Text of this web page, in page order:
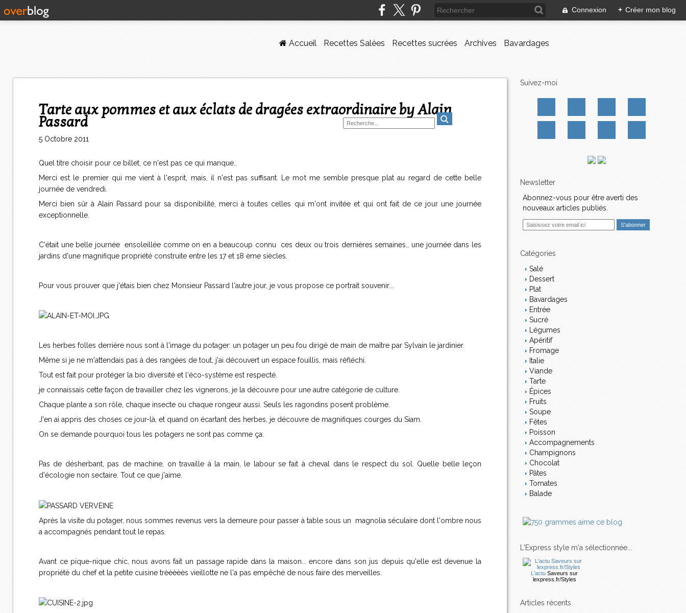
Connexion + Créer mon blog
Accueil Recettes Salées Recettes sucrées Archives Bavardages
Tarte aux pommes et aux éclats de dragées extraordinaire by Alain
Passard
5 Octobre 2011
Quel titre choisir pour ce billet, ce n'est pas ce qui manque..
Merci est le premier qui me vient à l'esprit, mais, il n'est pas suffisant. Le mot me semble presque plat au regard de cette belle
journée de vendredi.
Merci bien sûr à Alain Passard pour sa disponibilité, merci à toutes celles qui m'ont invitée et qui ont fait de ce jour une journée
exceptionnelle.
C'était une belle journée ensoleillée comme on en a beaucoup connu ces deux ou trois dernières semaines., une journée dans les
jardins d'une magnifique propriété construite entre les 17 et 18 ème siècles.
Pour vous prouver que j'étais bien chez Monsieur Passard l'autre jour, je vous propose ce portrait souvenir...
Les herbes folles derrière nous sont à l'image du potager: un potager un peu fou dirigé de main de maître par Sylvain le jardinier.
Même si je ne m'attendais pas à des rangées de tout, j'ai découvert un espace fouillis, mais réfléchi.
Tout est fait pour protéger la bio diversité et l'éco-système est respecté.
je connaissais cette façon de travailler chez les vignerons, je la découvre pour une autre catégorie de culture.
Chaque plante a son rôle, chaque insecte ou chaque rongeur aussi. Seuls les ragondins posent problème.
J'en ai appris des choses ce jour-là, et quand on écartant des herbes, je découvre de magnifiques courges du Siam.
On se demande pourquoi tous les potagers ne sont pas comme ça.
Pas de désherbant, pas de machine, on travaille à la main, le labour se fait à cheval dans le respect du sol. Quelle belle leçon
d'écologie non sectaire. Tout ce que j'aime.
Après la visite du potager, nous sommes revenus vers la demeure pour passer à table sous un magnolia séculaire dont l'ombre nous
a accompagnés pendant tout le repas.
Avant ce pique-nique chic, nous avons fait un passage rapide dans la maison... encore dans son jus depuis qu'elle est devenue la
propriété du chef et la petite cuisine trèèèèès vieillotte ne l'a pas empêché de nous faire des merveilles.
Suivez-moi
Newsletter
Abonnez-vous pour être averti des
nouveaux articles publiés.
i Catégories
Salé
Dessert
Plat
Bavardages
Entrée
Sucré
Légumes
Apéritif
Fromage
Italie
Viande
Tarte
Épices
Fruits
Soupe
Fêtes
Poisson
Accompagnements
Champignons
Chocolat
Pâtes
Tomates
Balade
L'Express style m'a sélectionnée...
L'actu Saveurs sur
lexpress.fr/Styles
articles récents